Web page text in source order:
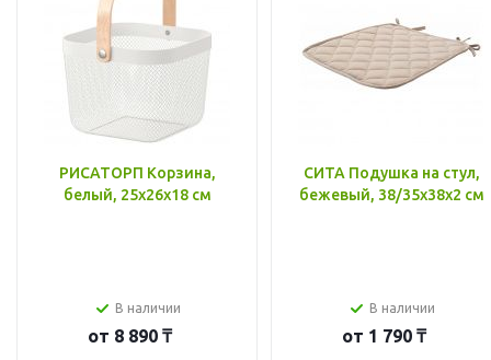
РИСАТОРП Корзина,
белый, 25x26x18 см
В наличии
от 8 890 ₸
СИТА Подушка на стул,
бежевый, 38/35x38x2 см
В наличии
от 1 790 ₸